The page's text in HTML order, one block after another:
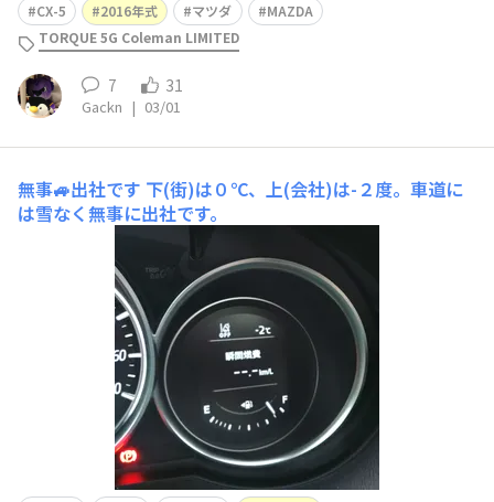
CX-5
2016年式 マツダ
MAZDA
TORQUE 5G Coleman LIMITED
7 31
Gackn | 03/01
無事🚙出社です 下(街)は０℃、上(会社)は-２度。車道に
は雪なく無事に出社です。